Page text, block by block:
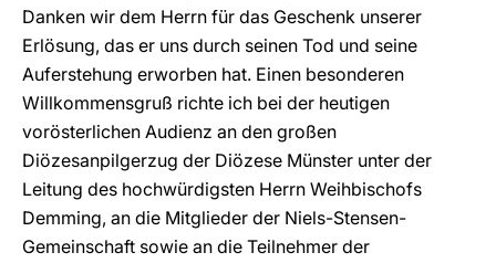
Danken wir dem Herrn für das Geschenk unserer
Erlösung, das er uns durch seinen Tod und seine
Auferstehung erworben hat. Einen besonderen
Willkommensgruß richte ich bei der heutigen
vorösterlichen Audienz an den großen
Diözesanpilgerzug der Diözese Münster unter der
Leitung des hochwürdigsten Herrn Weihbischofs
Demming, an die Mitglieder der Niels-Stensen-
Gemeinschaft sowie an die Teilnehmer der